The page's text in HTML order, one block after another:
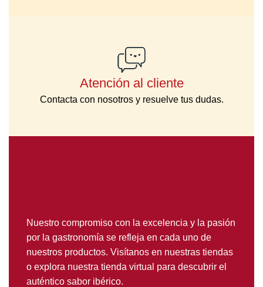
Atención al cliente
Contacta con nosotros y resuelve tus dudas.
Nuestro compromiso con la excelencia y la pasión
por la gastronomía se refleja en cada uno de
nuestros productos. Visítanos en nuestras tiendas
o explora nuestra tienda virtual para descubrir el
auténtico sabor ibérico.